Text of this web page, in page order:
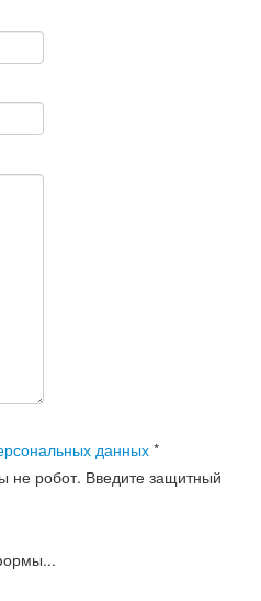
данных *
не робот. Введите защитный